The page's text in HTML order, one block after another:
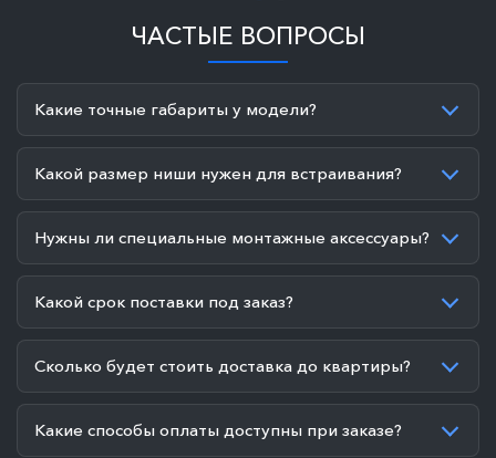
ЧАСТЫЕ ВОПРОСЫ
Какие точные габариты у модели?
Какой размер ниши нужен для встраивания?
Нужны ли специальные монтажные аксессуары?
Какой срок поставки под заказ?
Сколько будет стоить доставка до квартиры?
Какие способы оплаты доступны при заказе?